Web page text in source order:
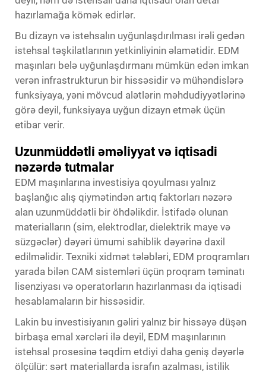
hazırlamağa kömək edirlər.
Bu dizayn və istehsalın uyğunlaşdırılması irəli gedən
istehsal təşkilatlarının yetkinliyinin əlamətidir. EDM
maşınları belə uyğunlaşdırmanı mümkün edən imkan
verən infrastrukturun bir hissəsidir və mühəndislərə
funksiyaya, yəni mövcud alətlərin məhdudiyyətlərinə
görə deyil, funksiyaya uyğun dizayn etmək üçün
etibar verir.
Uzunmüddətli əməliyyat və iqtisadi
nəzərdə tutmalar
EDM maşınlarına investisiya qoyulması yalnız
başlanğıc alış qiymətindən artıq faktorları nəzərə
alan uzunmüddətli bir öhdəlikdir. İstifadə olunan
materialların (sim, elektrodlar, dielektrik maye və
süzgəclər) dəyəri ümumi sahiblik dəyərinə daxil
edilməlidir. Texniki xidmət tələbləri, EDM proqramları
yarada bilən CAM sistemləri üçün proqram təminatı
lisenziyası və operatorların hazırlanması da iqtisadi
hesablamaların bir hissəsidir.
Lakin bu investisiyanın gəliri yalnız bir hissəyə düşən
birbaşa emal xərcləri ilə deyil, EDM maşınlarının
istehsal prosesinə təqdim etdiyi daha geniş dəyərlə
ölçülür: sərt materiallarda israfın azalması, istilik